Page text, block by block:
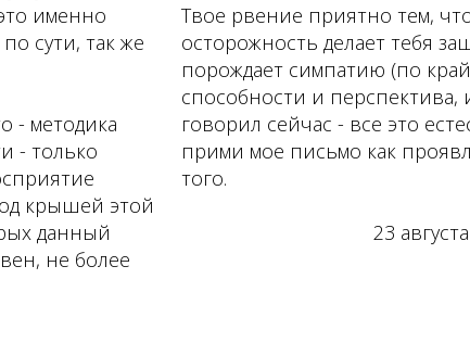
именно
сути, так же
- методика
- только
крышей этой
данный
не более
Твое рвение приятно тем,
осторожность делает тебя
порождает симпатию (по
способности и
говорил сейчас - все это
прими мое письмо как
того.
23